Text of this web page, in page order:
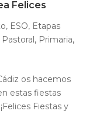
Felices
, ESO, Etapas
Pastoral, Primaria,
os hacemos
estas fiestas
Fiestas y